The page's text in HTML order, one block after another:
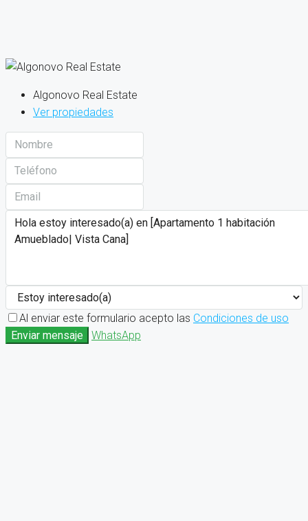
Algonovo Real Estate
Ver propiedades
Al enviar este formulario acepto las Condiciones de uso
Enviar mensaje
WhatsApp